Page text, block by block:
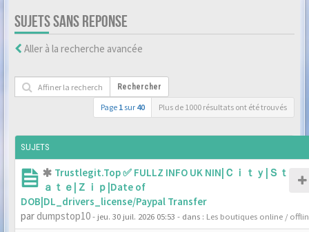
SUJETS SANS REPONSE
Aller à la recherche avancée
Rechercher
Page 1 sur 40 Plus de 1000 résultats ont été trouvés
SUJETS
Trustlegit.Top ✅ FULLZ INFO UK NIN|Ｃｉｔｙ|Ｓｔ
ａｔｅ|Ｚｉｐ|Date of
DOB|DL_drivers_license/Paypal Transfer
par dumpstop10- jeu. 30 juil. 2026 05:53 - dans : Les boutiques online /